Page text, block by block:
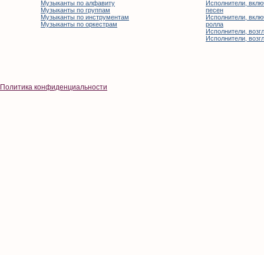
Музыканты по алфавиту
Музыканты по группам
Музыканты по инструментам
Музыканты по оркестрам
Исполнители,
песен
Исполнители,
ролла
Исполнители,
Исполнители,
Политика конфиденциальности